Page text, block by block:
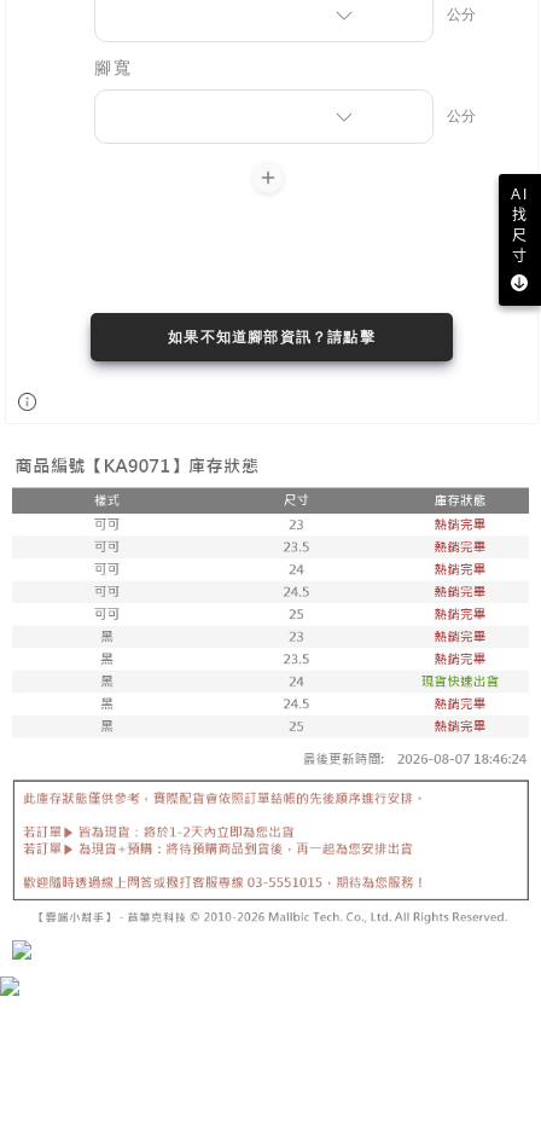
AI
找
尺
寸